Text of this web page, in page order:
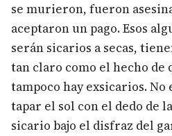
se murieron, fueron
aceptaron un pago. Esos
serán sicarios a secas,
tan claro como el hecho de
tampoco hay exsicarios.
tapar el sol con el dedo de
sicario bajo el disfraz del